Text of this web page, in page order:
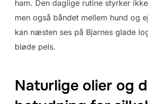
ham. Den daglige rutine styrker
men også båndet mellem hund og
kan næsten ses på Bjarnes glade
bløde pels.
Naturlige olier og